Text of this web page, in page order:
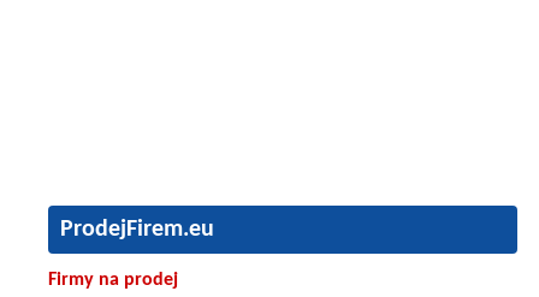
ProdejFirem.eu
Firmy na prodej